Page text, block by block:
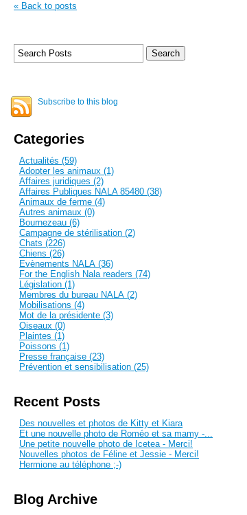
« Back to posts
Subscribe to this blog
Categories
Actualités (59)
Adopter les animaux (1)
Affaires juridiques (2)
Affaires Publiques NALA 85480 (38)
Animaux de ferme (4)
Autres animaux (0)
Bournezeau (6)
Campagne de stérilisation (2)
Chats (226)
Chiens (26)
Evènements NALA (36)
For the English Nala readers (74)
Législation (1)
Membres du bureau NALA (2)
Mobilisations (4)
Mot de la présidente (3)
Oiseaux (0)
Plaintes (1)
Poissons (1)
Presse française (23)
Prévention et sensibilisation (25)
Recent Posts
Des nouvelles et photos de Kitty et Kiara
Et une nouvelle photo de Roméo et sa mamy -...
Une petite nouvelle photo de Icetea - Merci!
Nouvelles photos de Féline et Jessie - Merci!
Hermione au téléphone ;-)
Blog Archive